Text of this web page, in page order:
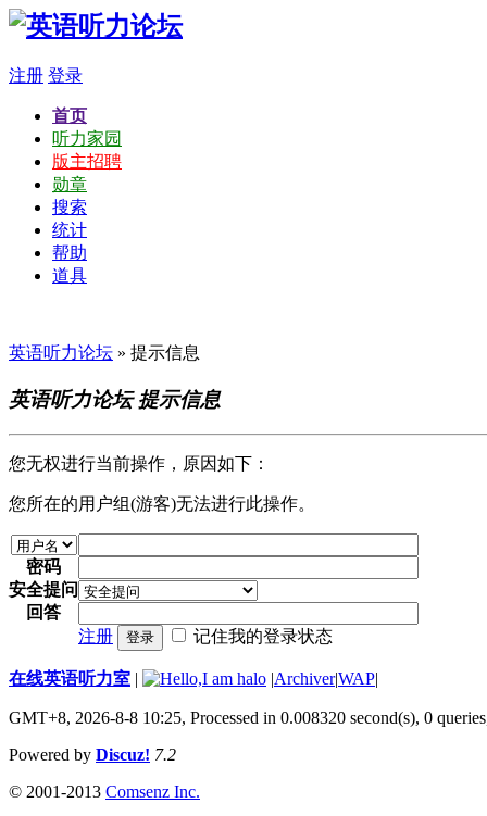
注册 登录
首页
听力家园
版主招聘
勋章
搜索
统计
帮助
道具
英语听力论坛 » 提示信息
英语听力论坛 提示信息
您无权进行当前操作，原因如下：
您所在的用户组(游客)无法进行此操作。
密码
安全提问
回答
注册
登录 记住我的登录状态
在线英语听力室 | |Archiver|WAP|
GMT+8, 2026-8-8 10:25, Processed in 0.008320 second(s), 0
Powered by Discuz! 7.2
© 2001-2013 Comsenz Inc.